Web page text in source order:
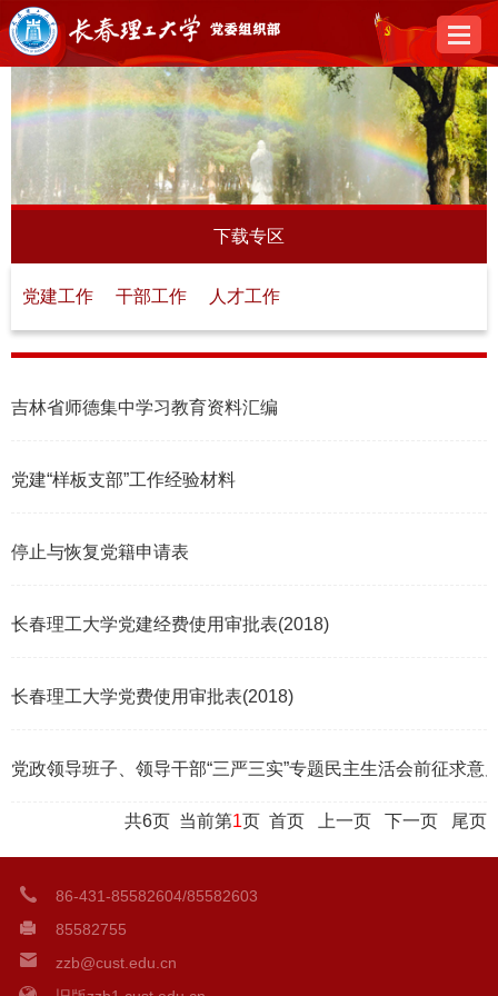
下载专区
党建工作 干部工作 人才工作
吉林省师德集中学习教育资料汇编
党建“样板支部”工作经验材料
停止与恢复党籍申请表
长春理工大学党建经费使用审批表(2018)
长春理工大学党费使用审批表(2018)
党政领导班子、领导干部“三严三实”专题民主生活会前征求意
2015-12-15
共6页 当前第1页 首页 上一页 下一页 尾页
86-431-85582604/85582603
85582755
zzb@cust.edu.cn